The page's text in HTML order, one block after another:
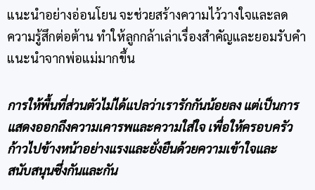
แนะนำอย่างอ่อนโยน จะช่วยสร้างความไว้วางใจและลด
ความรู้สึกต่อต้าน ทำให้ลูกกล้าเล่าเรื่องสำคัญและยอมรับคำ
แนะนำจากพ่อแม่มากขึ้น
การให้พื้นที่ส่วนตัวไม่ได้แปลว่าเรารักกันน้อยลง แต่เป็นการ
แสดงออกถึงความเคารพและความใส่ใจ เพื่อให้ครอบครัว
ก้าวไปข้างหน้าอย่างแรงและยั่งยืนด้วยความเข้าใจและ
สนับสนุนซึ่งกันและกัน